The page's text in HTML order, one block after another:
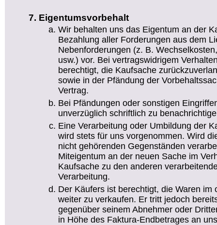
Eigentumsvorbehalt
Wir behalten uns das Eigentum an der
Bezahlung aller Forderungen aus dem
Nebenforderungen (z. B.
usw.) vor. Bei vertragswidrigem
berechtigt, die Kaufsache
sowie in der Pfändung der
Vertrag.
Bei Pfändungen oder sonstigen
unverzüglich schriftlich zu
Eine Verarbeitung oder Umbildung der
wird stets für uns vorgenommen. Wird
nicht gehörenden Gegenständen
Miteigentum an der neuen Sache im
Kaufsache zu den anderen
Verarbeitung.
Der Käufers ist berechtigt, die Waren im
weiter zu verkaufen. Er tritt jedoch
gegenüber seinem Abnehmer oder
in Höhe des Faktura-Endbetrages an